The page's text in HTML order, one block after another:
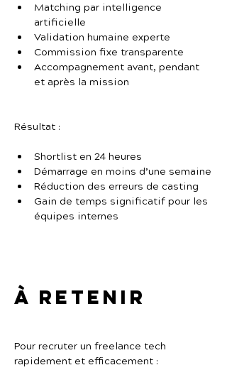
Matching par intelligence
artificielle
Validation humaine experte
Commission fixe transparente
Accompagnement avant, pendant
et après la mission
Résultat :
Shortlist en 24 heures
Démarrage en moins d’une semaine
Réduction des erreurs de casting
Gain de temps significatif pour les
équipes internes
À retenir
Pour recruter un freelance tech
rapidement et efficacement :